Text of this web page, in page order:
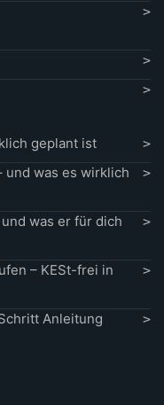
geplant ist
und was es wirklich
was er für dich
– KESt-frei in
Anleitung